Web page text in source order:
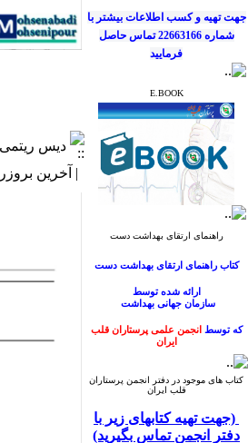
جهت کسب آخرین
اطلاعات و اخبار
انجمن علمی پرستاران
ارتباطی ما بپیوندید.
جهت تهیه و کسب اطلاعات بیشتربا
شماره 22663166 تماس حاصل
فرمایید
E.BOOK
راهنمای ارتقای بهداشت دست
سازمان جهانی بهداشت
ایران
کتاب های موجود در دفتر انجمن پرستاران
قلب ایران
(جهت تهیه کتابهای زیر با
دفتر انجمن تماس بگیرید)
دیس
| آخرین بروزرسانی: